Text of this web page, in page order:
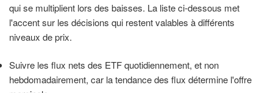
qui se multiplient lors des baisses. La liste ci-dessous met
l'accent sur les décisions qui restent valables à différents
niveaux de prix.
Suivre les flux nets des ETF quotidiennement, et non
hebdomadairement, car la tendance des flux détermine l'offre